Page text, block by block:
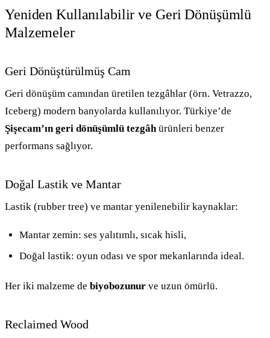
Yeniden Kullanılabilir ve Geri Dönüşümlü
Malzemeler
Geri Dönüştürülmüş Cam
Geri dönüşüm camından üretilen tezgâhlar (örn. Vetrazzo,
Iceberg) modern banyolarda kullanılıyor. Türkiye’de
Şişecam’ın geri dönüşümlü tezgâh ürünleri benzer
performans sağlıyor.
Doğal Lastik ve Mantar
Lastik (rubber tree) ve mantar yenilenebilir kaynaklar:
Mantar zemin: ses yalıtımlı, sıcak hisli,
Doğal lastik: oyun odası ve spor mekanlarında ideal.
Her iki malzeme de biyobozunur ve uzun ömürlü.
Reclaimed Wood